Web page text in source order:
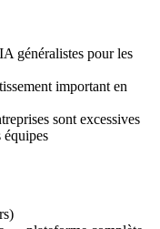
généralistes pour les
important en
sont excessives
équipes